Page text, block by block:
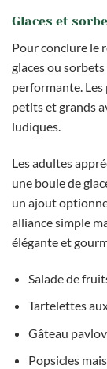
Glaces et
Pour conclure le
glaces ou
performante. Les
petits et grands
ludiques.
Les adultes
une boule de
un ajout
alliance simple
élégante et
Salade de
Tartelettes
Gâteau
Popsicles